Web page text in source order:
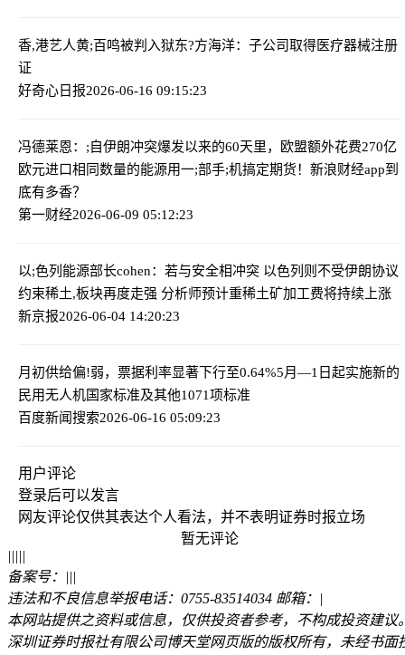
香,港艺人黄;百鸣被判入狱东?方海洋：子公司取得医疗器械注册
证
好奇心日报2026-06-16 09:15:23
冯德莱恩：;自伊朗冲突爆发以来的60天里，欧盟额外花费270亿
欧元进口相同数量的能源用一;部手;机搞定期货！新浪财经app到
底有多香？
第一财经2026-06-09 05:12:23
以;色列能源部长cohen：若与安全相冲突 以色列则不受伊朗协议
约束稀土,板块再度走强 分析师预计重稀土矿加工费将持续上涨
新京报2026-06-04 14:20:23
月初供给偏!弱，票据利率显著下行至0.64%5月—1日起实施新的
民用无人机国家标准及其他1071项标准
百度新闻搜索2026-06-16 05:09:23
用户评论
登录后可以发言
网友评论仅供其表达个人看法，并不表明证券时报立场
暂无评论
|||||
备案号： |||
违法和不良信息举报电话：0755-83514034 邮箱： |
本网站提供之资料或信息，仅供投资者参考，不构成投资建议
深圳证券时报社有限公司博天堂网页版的版权所有，未经书面